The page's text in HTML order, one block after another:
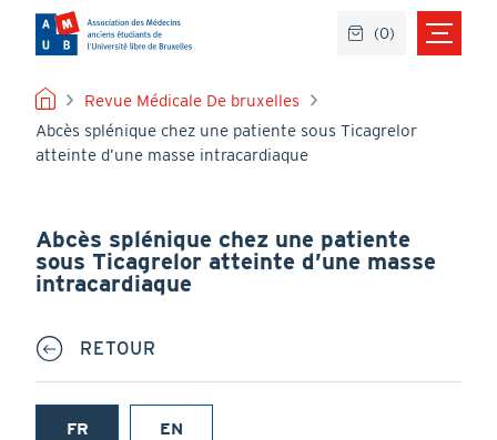
contenu
principal
FIL
D'ARIANE
Revue Médicale De bruxelles
Abcès splénique chez une patiente sous Ticagrelor
atteinte d’une masse intracardiaque
Abcès splénique chez une patiente
sous Ticagrelor atteinte d’une masse
intracardiaque
RETOUR
FR
EN
(0)